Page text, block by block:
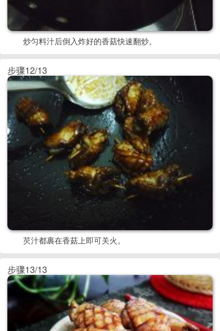
炒匀料汁后倒入炸好的香菇快速翻炒。
步骤12/13
芡汁都裹在香菇上即可关火。
步骤13/13